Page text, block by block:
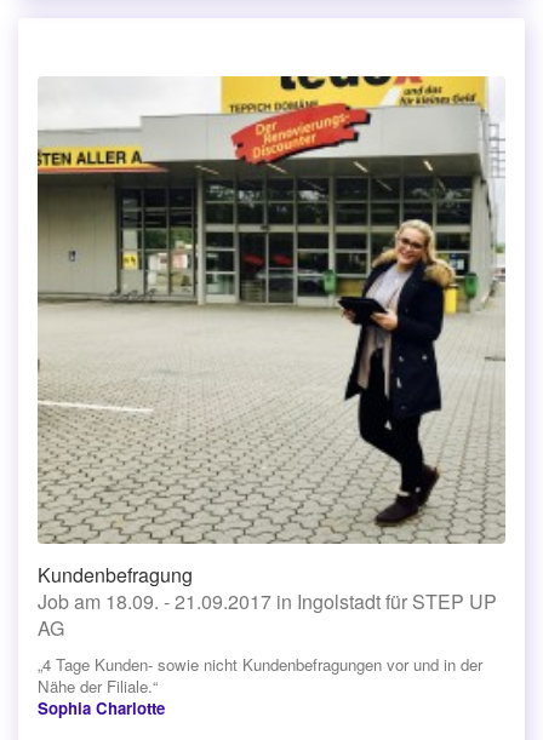
Kundenbefragung
Job am 18.09. - 21.09.2017 in Ingolstadt für STEP UP
AG
„4 Tage Kunden- sowie nicht Kundenbefragungen vor und in der
Nähe der Filiale.“
Sophia Charlotte